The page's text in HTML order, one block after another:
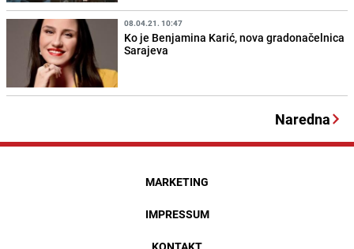
08.04.21. 10:47
Ko je Benjamina Karić, nova gradonačelnica
Sarajeva
Naredna
MARKETING
IMPRESSUM